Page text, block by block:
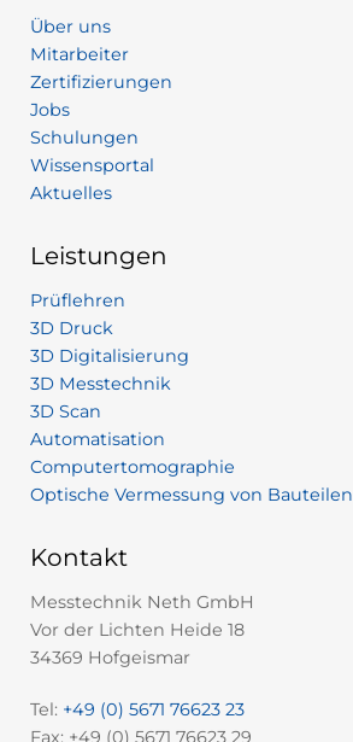
Über uns
Mitarbeiter
Zertifizierungen
Jobs
Schulungen
Wissensportal
Aktuelles
Leistungen
Prüflehren
3D Druck
3D Digitalisierung
3D Messtechnik
3D Scan
Automatisation
Computertomographie
Optische Vermessung von Bauteilen
Kontakt
Messtechnik Neth GmbH
Vor der Lichten Heide 18
34369 Hofgeismar
Tel: +49 (0) 5671 76623 23
Fax: +49 (0) 5671 76623 29